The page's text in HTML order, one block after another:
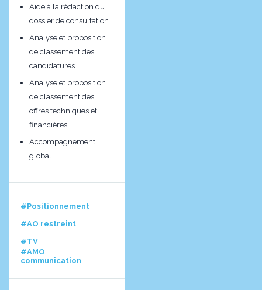
Aide à la rédaction du
dossier de consultation
Analyse et proposition
de classement des
candidatures
Analyse et proposition
de classement des
offres techniques et
financières
Accompagnement
global
#Positionnement
#AO restreint
#TV
#AMO
communication